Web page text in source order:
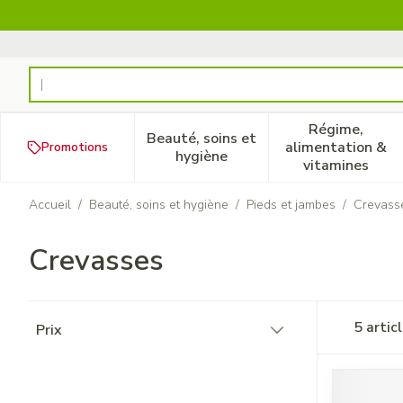
Rechercher
Promotions
Beauté, soins et
hygièneAfficher le sous-menu pour
Régime,
alimentation &
vitamines
Afficher
Accueil / Beauté, soins et hygiène / Pieds et jambes /
Crevasses
Prix
5